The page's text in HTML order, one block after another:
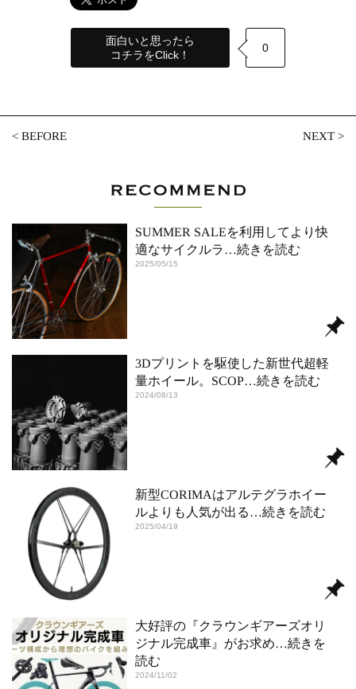
面白いと思ったら
コチラをClick！
0
<BEFORE NEXT>
SUMMER SALEを利用してより快
適なサイクルラ …続きを読む
2025/05/15
3Dプリントを駆使した新世代超軽
量ホイール。SCOP…続きを読む
2024/08/13
新型CORIMAはアルテグラホイー
ルよりも人気が出る …続きを読む
2025/04/19
大好評の『クラウンギアーズオリ
ジナル完成車』がお求め…続きを
読む
2024/11/02